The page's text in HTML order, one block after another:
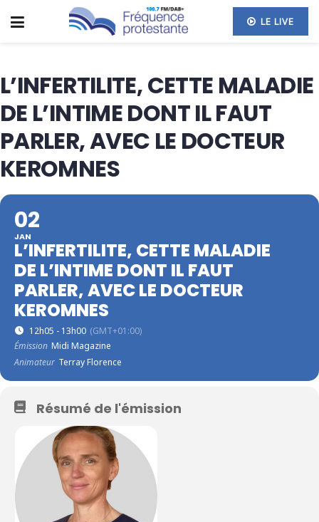
LE LIVE
L’INFERTILITE, CETTE MALADIE
DE L’INTIME DONT IL FAUT
PARLER, AVEC LE DOCTEUR
KEROMNES
02
JAN
L’INFERTILITE, CETTE MALADIE
DE L’INTIME DONT IL FAUT
PARLER, AVEC LE DOCTEUR
KEROMNES
12h05 - 13h00 (GMT+01:00)
Émission Midi Magazine
Animateur Terray Florence
Résumé de l'émission